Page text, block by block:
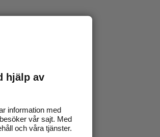
hjälp av
information med
vår sajt. Med
och våra tjänster.